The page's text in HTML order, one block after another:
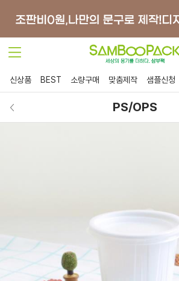
신상품 BEST 소량구매 맞춤제작 샘플신청
PS/OPS